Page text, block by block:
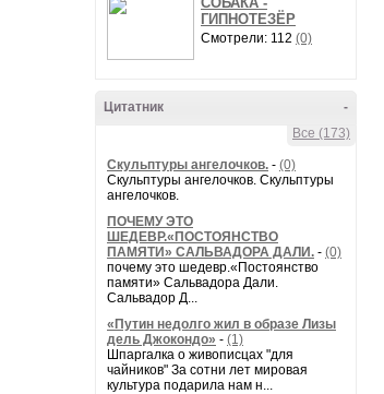
ГИПНОТЕЗЁР
Смотрели: 112 (0)
-
Цитатник
Все (173)
Скульптуры ангелочков. - (0)
Скульптуры ангелочков. Скульптуры
ангелочков.
ПОЧЕМУ ЭТО
ШЕДЕВР.«ПОСТОЯНСТВО
ПАМЯТИ» САЛЬВАДОРА ДАЛИ. - (0)
почему это шедевр.«Постоянство
памяти» Сальвадора Дали.
Сальвадор Д...
«Путин недолго жил в образе Лизы
дель Джокондо» - (1)
Шпаргалка о живописцах "для
чайников" За сотни лет мировая
культура подарила нам н...